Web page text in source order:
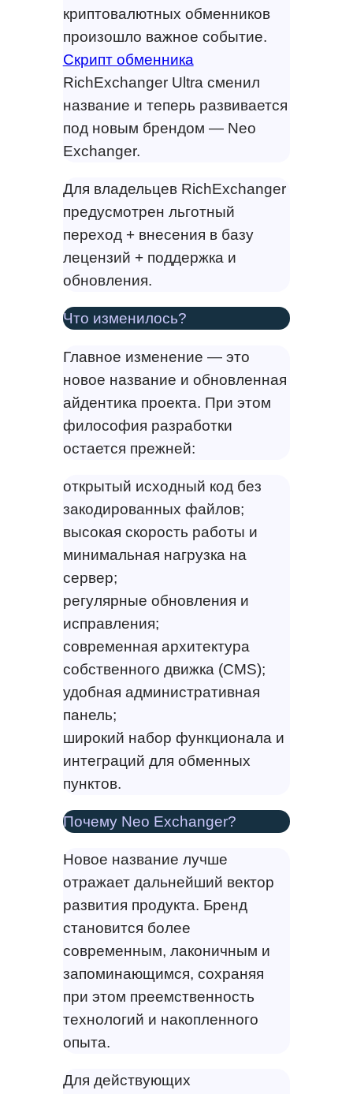
криптовалютных обменников
произошло важное событие.
Скрипт обменника
RichExchanger Ultra сменил
название и теперь развивается
под новым брендом — Neo
Exchanger.
Для владельцев RichExchanger
предусмотрен льготный
переход + внесения в базу
лецензий + поддержка и
обновления.
Что изменилось?
Главное изменение — это
новое название и обновленная
айдентика проекта. При этом
философия разработки
остается прежней:
открытый исходный код без
закодированных файлов;
высокая скорость работы и
минимальная нагрузка на
сервер;
регулярные обновления и
исправления;
современная архитектура
собственного движка (CMS);
удобная административная
панель;
широкий набор функционала и
интеграций для обменных
пунктов.
Почему Neo Exchanger?
Новое название лучше
отражает дальнейший вектор
развития продукта. Бренд
становится более
современным, лаконичным и
запоминающимся, сохраняя
при этом преемственность
технологий и накопленного
опыта.
Для действующих